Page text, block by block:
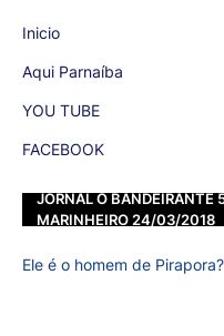
Inicio
Aqui Parnaíba
YOU TUBE
FACEBOOK
JORNAL O BANDEIRANTE
MARINHEIRO 24/03/2018
Ele é o homem de Pirapora?